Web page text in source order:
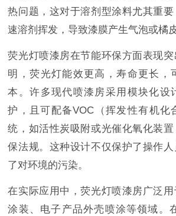
热问题，这对于溶剂型涂料尤其重
速溶剂挥发，导致漆膜产生气泡或橘
荧光灯喷漆房在节能环保方面表现
明，荧光灯能效更高，寿命更长，
本。许多现代喷漆房采用模块化设
护，且可配备VOC（挥发性有机化
统，如活性炭吸附或光催化氧化装
保法规。这种设计不仅保护了操作
了对环境的污染。
在实际应用中，荧光灯喷漆房广泛
涂装、电子产品外壳喷涂等领域。